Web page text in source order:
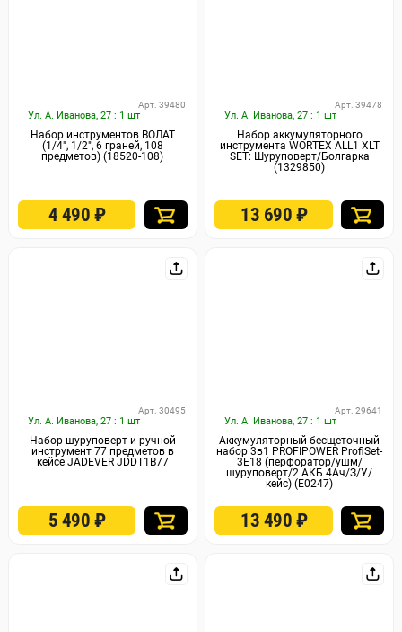
Ул. А. Иванова, 27 : 1 шт
Арт. 39480
Набор инструментов ВОЛАТ
(1/4", 1/2", 6 граней, 108
предметов) (18520-108)
4 490 ₽
Ул. А. Иванова, 27 : 1 шт
Арт. 39478
Набор аккумуляторного
инструмента WORTEX ALL1 XLT
SET: Шуруповерт/Болгарка
(1329850)
13 690 ₽
Ул. А. Иванова, 27 : 1 шт
Арт. 30495
Набор шуруповерт и ручной
инструмент 77 предметов в
кейсе JADEVER JDDT1B77
5 490 ₽
Ул. А. Иванова, 27 : 1 шт
Арт. 29641
Аккумуляторный бесщеточный
набор 3в1 PROFIPOWER ProfiSet-
3E18 (перфоратор/ушм/
шуруповерт/2 АКБ 4Ач/З/У/
кейс) (E0247)
13 490 ₽